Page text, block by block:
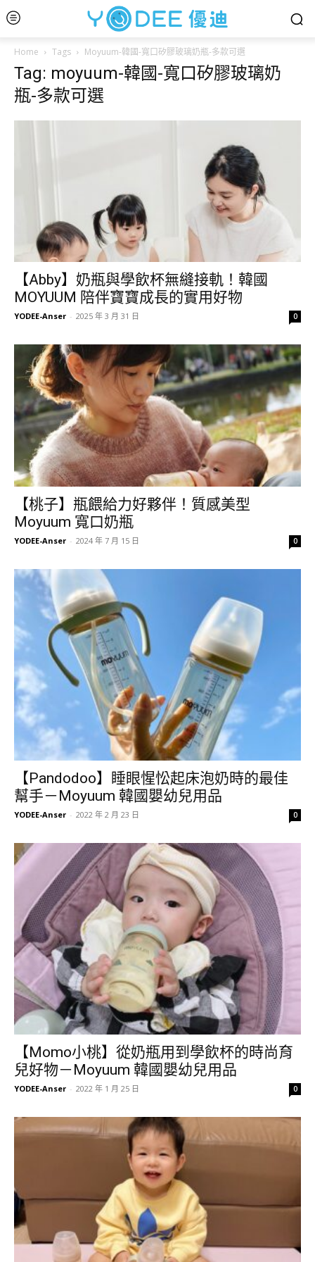
Home Tags Moyuum-韓國-寬口矽膠玻璃奶瓶-多款可選
Tag: moyuum-韓國-寬口矽膠玻璃奶
瓶-多款可選
【Abby】奶瓶與學飲杯無縫接軌！韓國
MOYUUM 陪伴寶寶成長的實用好物
YODEE-Anser - 2025 年 3 月 31 日 0
【桃子】瓶餵給力好夥伴！質感美型
Moyuum 寬口奶瓶
YODEE-Anser - 2024 年 7 月 15 日 0
【Pandodoo】睡眼惺忪起床泡奶時的最佳
幫手－Moyuum 韓國嬰幼兒用品
YODEE-Anser - 2022 年 2 月 23 日 0
【Momo小桃】從奶瓶用到學飲杯的時尚育
兒好物－Moyuum 韓國嬰幼兒用品
YODEE-Anser - 2022 年 1 月 25 日 0